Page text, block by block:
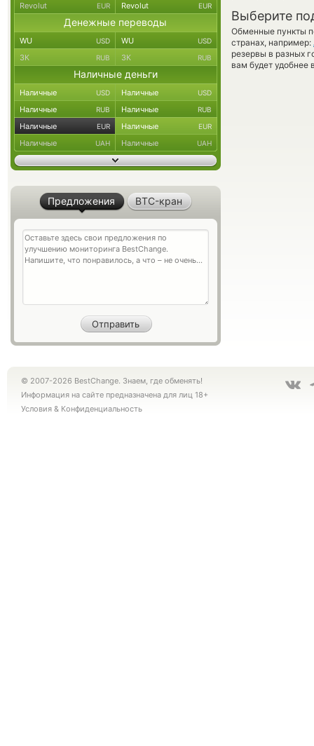
Выберите
Обменные пункты
странах, например:
резервы в разных
вам будет удобнее
Revolut EUR Revolut EUR
Денежные переводы
WU USD WU USD
ЗК RUB ЗК RUB
Наличные деньги
Наличные USD Наличные USD
Наличные RUB Наличные RUB
Наличные EUR Наличные EUR
Наличные UAH Наличные UAH
Предложения BTC-кран
© 2007-2026 BestChange. Знаем, где обменять!
Информация на сайте предназначена для лиц 18+
Условия & Конфиденциальность